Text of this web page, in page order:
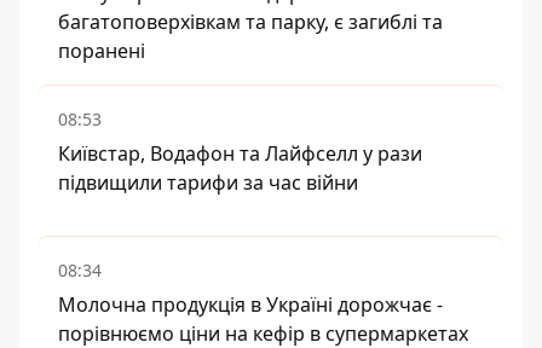
багатоповерхівкам та парку, є загиблі та
поранені
08:53
Київстар, Водафон та Лайфселл у рази
підвищили тарифи за час війни
08:34
Молочна продукція в Україні дорожчає -
порівнюємо ціни на кефір в супермаркетах